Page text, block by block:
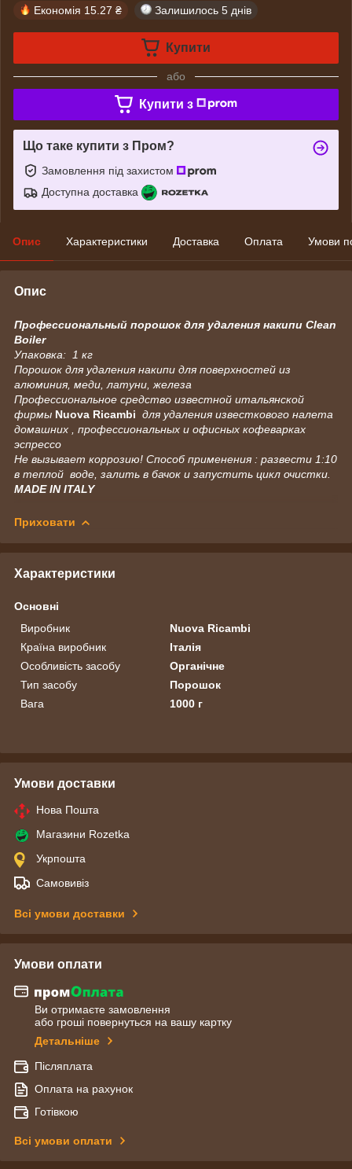
Економія 15.27 ₴ Залишилось 5 днів
Купити
або
Купити з
Що таке купити з Пром?
Замовлення під захистом
Доступна доставка
Опис Характеристики Доставка Оплата Умови
Опис
Профессиональный порошок для удаления накипи Clean
Boiler
Упаковка: 1 кг
Порошок для удаления накипи для поверхностей из
алюминия, меди, латуни, железа
Профессиональное средство известной итальянской
фирмы Nuova Ricambi для удаления известкового налета
домашних , профессиональных и офисных кофеварках
эспрессо
Не вызывает коррозию! Способ применения : развести 1:10
в теплой воде, залить в бачок и запустить цикл очистки.
MADE IN ITALY
Приховати
Характеристики
Основні
Виробник
Nuova Ricambi
Країна виробник
Італія
Особливість засобу
Органічне
Тип засобу
Порошок
Вага
1000 г
Умови доставки
Нова Пошта
Магазини Rozetka
Укрпошта
Самовивіз
Всі умови доставки
Умови оплати
Ви отримаєте замовлення
або гроші повернуться на вашу картку
Детальніше
Післяплата
Оплата на рахунок
Готівкою
Всі умови оплати